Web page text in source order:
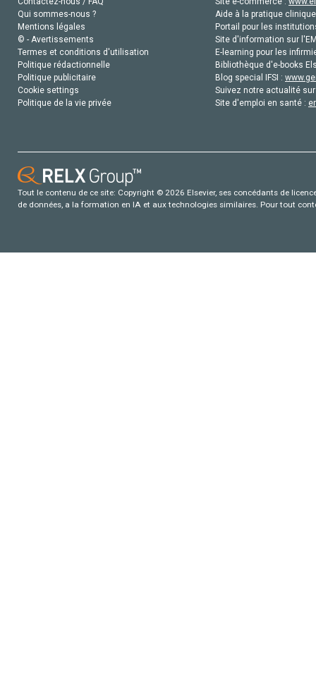
Qui sommes-nous ?
Mentions légales
© - Avertissements
Termes et conditions d'utilisation
Politique rédactionnelle
Politique publicitaire
Cookie settings
Politique de la vie privée
Aide à la pratique
Portail pour les
Site d'information sur
E-learning pour les
Bibliothèque d'e-books
Blog special IFSI :
Suivez notre actualité
Site d'emploi en santé :
Tout le contenu de ce site: Copyright © 2026 Elsevier, ses concédants de
de données, a la formation en IA et aux technologies similaires. Pour tout